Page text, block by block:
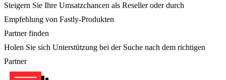
Steigern Sie Ihre Umsatzchancen als Reseller oder durch
Empfehlung von Fastly-Produkten
Partner finden
Holen Sie sich Unterstützung bei der Suche nach dem richtigen
Partner